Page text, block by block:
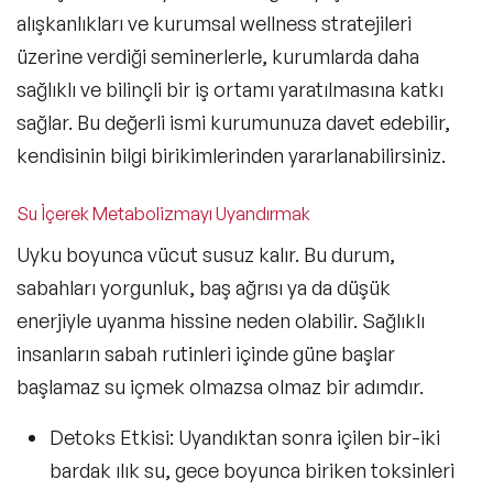
alışkanlıkları ve kurumsal wellness stratejileri
üzerine verdiği seminerlerle, kurumlarda daha
sağlıklı ve bilinçli bir iş ortamı yaratılmasına katkı
sağlar. Bu değerli ismi kurumunuza davet edebilir,
kendisinin bilgi birikimlerinden yararlanabilirsiniz.
Su İçerek Metabolizmayı Uyandırmak
Uyku boyunca vücut susuz kalır. Bu durum,
sabahları yorgunluk, baş ağrısı ya da düşük
enerjiyle uyanma hissine neden olabilir. Sağlıklı
insanların sabah rutinleri içinde güne başlar
başlamaz su içmek olmazsa olmaz bir adımdır.
Detoks Etkisi: Uyandıktan sonra içilen bir-iki
bardak ılık su, gece boyunca biriken toksinleri